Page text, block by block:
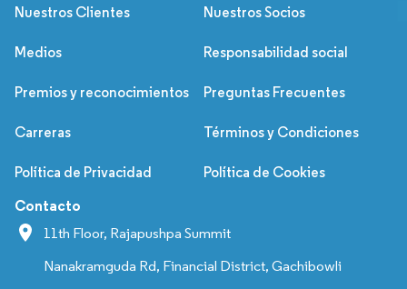
Nuestros Clientes Nuestros Socios
Medios Responsabilidad social
Premios y reconocimientos Preguntas Frecuentes
Carreras Términos y Condiciones
Política de Privacidad Política de Cookies
Contacto
11th Floor, Rajapushpa Summit
Nanakramguda Rd, Financial District, Gachibowli